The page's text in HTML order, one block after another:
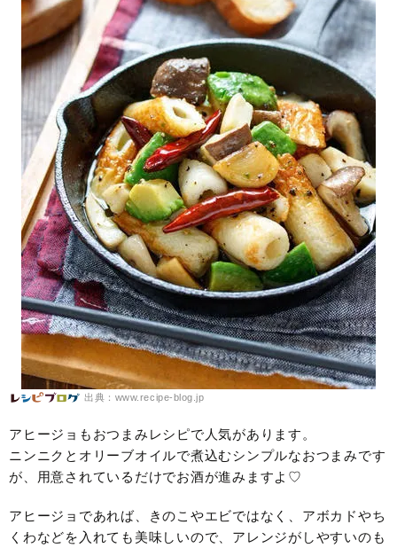
出典：www.recipe-blog.jp
アヒージョもおつまみレシピで人気があります。
ニンニクとオリーブオイルで煮込むシンプルなおつまみです
が、用意されているだけでお酒が進みますよ♡
アヒージョであれば、きのこやエビではなく、アボカドやち
くわなどを入れても美味しいので、アレンジがしやすいのも